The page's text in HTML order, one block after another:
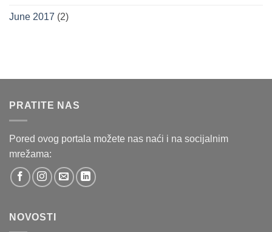
June 2017 (2)
PRATITE NAS
Pored ovog portala možete nas naći i na socijalnim
mrežama:
NOVOSTI